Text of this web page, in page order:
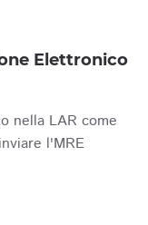
Elettronico
nella LAR come
l'MRE